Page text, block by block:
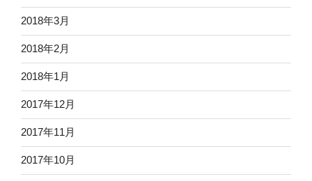
2018年3月
2018年2月
2018年1月
2017年12月
2017年11月
2017年10月